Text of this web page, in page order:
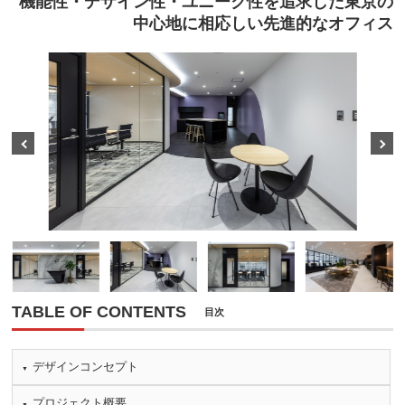
中心地に相応しい先進的なオフィス
TABLE OF CONTENTS 目次
デザインコンセプト